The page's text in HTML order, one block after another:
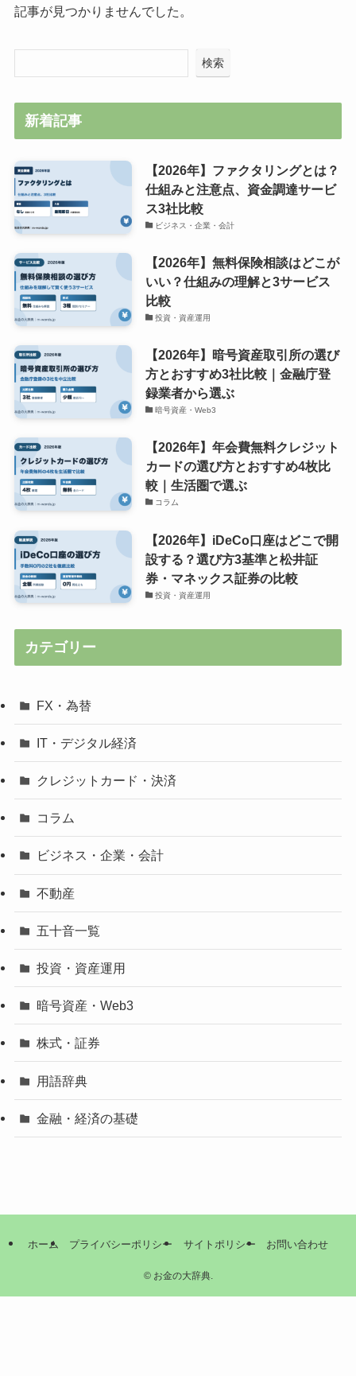
記事が見つかりませんでした。
検索
新着記事
【2026年】ファクタリングとは？
仕組みと注意点、資金調達サービ
ス3社比較
ビジネス・企業・会計
【2026年】無料保険相談はどこが
いい？仕組みの理解と3サービス
比較
投資・資産運用
【2026年】暗号資産取引所の選び
方とおすすめ3社比較｜金融庁登
録業者から選ぶ
暗号資産・Web3
【2026年】年会費無料クレジット
カードの選び方とおすすめ4枚比
較｜生活圏で選ぶ
コラム
【2026年】iDeCo口座はどこで開
設する？選び方3基準と松井証
券・マネックス証券の比較
投資・資産運用
カテゴリー
FX・為替
IT・デジタル経済
クレジットカード・決済
コラム
ビジネス・企業・会計
不動産
五十音一覧
投資・資産運用
暗号資産・Web3
株式・証券
用語辞典
金融・経済の基礎
ホーム プライバシーポリシー サイトポリシー お問い合わせ
©お金の大辞典.